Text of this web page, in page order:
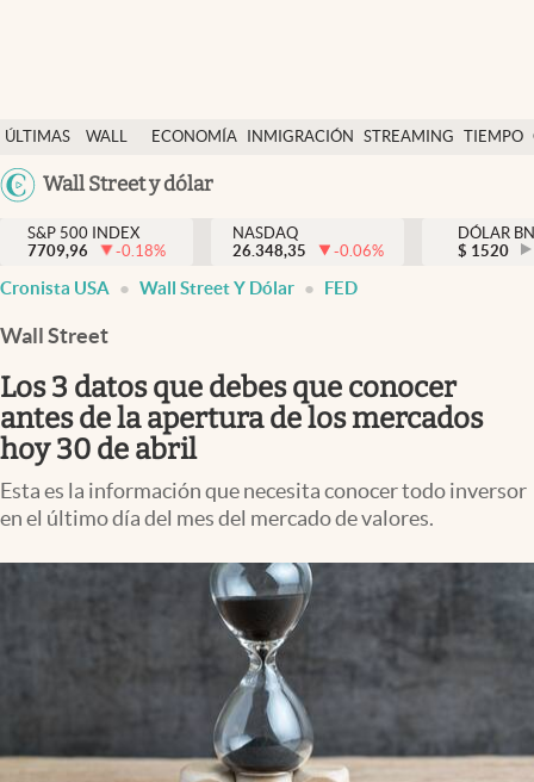
ÚLTIMAS
NOTICIAS
WALL
DÓLAR
ECONOMÍA INMIGRACIÓN STREAMING TIEMPO
México
Wall Street y dólar
Finanzas y economía
Wall Street y dólar
Inmigración
Espiritual
Streaming
PC y mobile
S&P 500 INDEX
7709,96
-0.18%
NASDAQ
26.348,35
-0.06%
DÓLAR
$ 1520
Cronista USA Wall Street Y Dólar FED
Wall Street
Los 3 datos que debes que conocer
antes de la apertura de los mercados
hoy 30 de abril
Esta es la información que necesita conocer todo inversor
en el último día del mes del mercado de valores.